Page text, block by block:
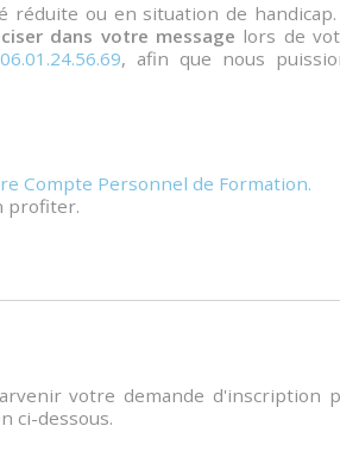
ou en situation de handicap.
dans votre message lors de
06.01.24.56.69, afin que nous
Compte Personnel de Formation.
profiter.
votre demande d'inscription
ci-dessous.